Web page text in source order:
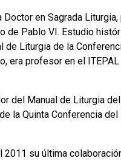
en Sagrada
de Pablo VI. Estudio
Liturgia de la
era profesor en el
del Manual de Liturgia
la Quinta Conferencia
su última